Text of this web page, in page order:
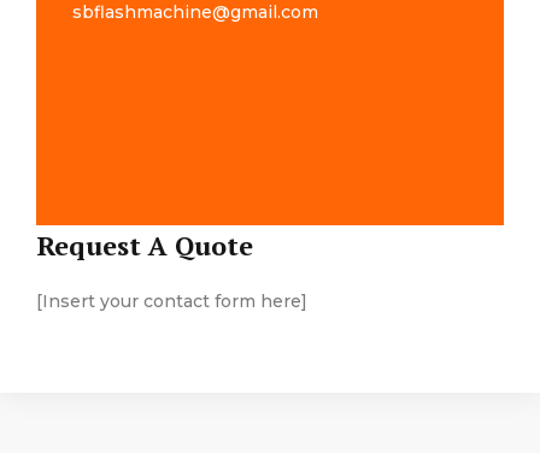
sbflashmachine@gmail.com
Request A Quote
[Insert your contact form here]